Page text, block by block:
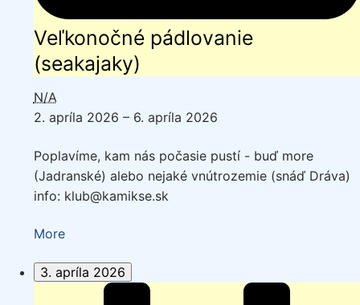
Veľkonočné pádlovanie
(seakajaky)
N/A
2. apríla 2026 – 6. apríla 2026
Poplavíme, kam nás počasie pustí - buď more
(Jadranské) alebo nejaké vnútrozemie (snáď Dráva)
info: klub@kamikse.sk
Moreabout
3. apríla 2026
Veľkonočné